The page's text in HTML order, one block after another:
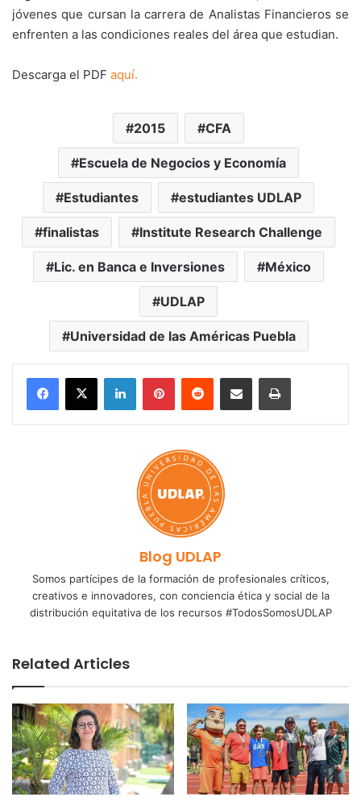
jóvenes que cursan la carrera de Analistas Financieros se
enfrenten a las condiciones reales del área que estudian.
Descarga el PDF aquí.
2015 CFA
Escuela de Negocios y Economía
Estudiantes estudiantes UDLAP
finalistas Institute Research Challenge
Lic. en Banca e Inversiones México
UDLAP
Universidad de las Américas Puebla
LinkedInPinterestReddit Share via Email Print
Blog UDLAP
Somos partícipes de la formación de profesionales críticos,
creativos e innovadores, con conciencia ética y social de la
distribución equitativa de los recursos #TodosSomosUDLAP
Related Articles